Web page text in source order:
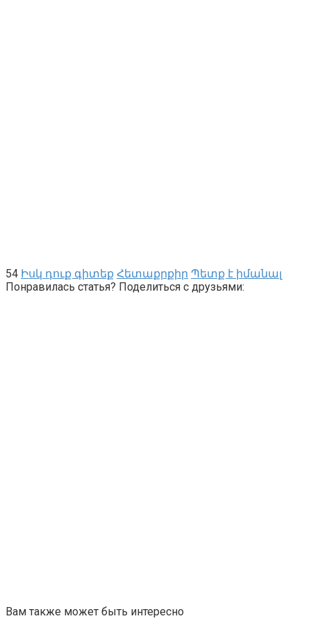
54 Իսկ դուք գիտեք Հետաքրքիր Պետք է իմանալ
Понравилась статья? Поделиться с друзьями:
Вам также может быть интересно